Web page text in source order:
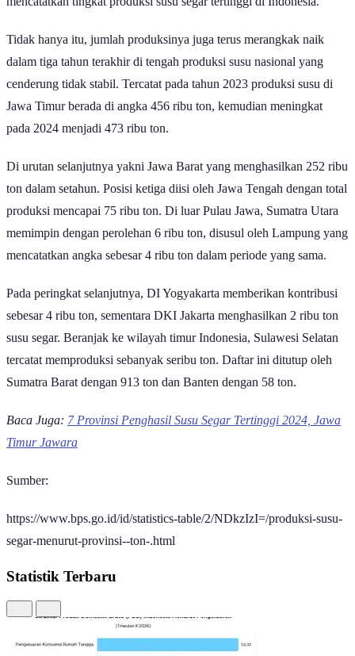
Tidak hanya itu, jumlah produksinya juga terus merangkak naik
dalam tiga tahun terakhir di tengah produksi susu nasional yang
cenderung tidak stabil. Tercatat pada tahun 2023 produksi susu di
Jawa Timur berada di angka 456 ribu ton, kemudian meningkat
pada 2024 menjadi 473 ribu ton.
Di urutan selanjutnya yakni Jawa Barat yang menghasilkan 252 ribu
ton dalam setahun. Posisi ketiga diisi oleh Jawa Tengah dengan total
produksi mencapai 75 ribu ton. Di luar Pulau Jawa, Sumatra Utara
memimpin dengan perolehan 6 ribu ton, disusul oleh Lampung yang
mencatatkan angka sebesar 4 ribu ton dalam periode yang sama.
Pada peringkat selanjutnya, DI Yogyakarta memberikan kontribusi
sebesar 4 ribu ton, sementara DKI Jakarta menghasilkan 2 ribu ton
susu segar. Beranjak ke wilayah timur Indonesia, Sulawesi Selatan
tercatat memproduksi sebanyak seribu ton. Daftar ini ditutup oleh
Sumatra Barat dengan 913 ton dan Banten dengan 58 ton.
Baca Juga: 7 Provinsi Penghasil Susu Segar Tertinggi 2024, Jawa
Timur Jawara
Sumber:
https://www.bps.go.id/id/statistics-table/2/NDkzIzI=/produksi-susu-
segar-menurut-provinsi--ton-.html
Statistik Terbaru